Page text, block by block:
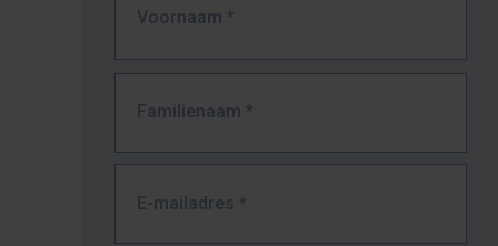
Voornaam *
Familienaam *
E-mailadres *